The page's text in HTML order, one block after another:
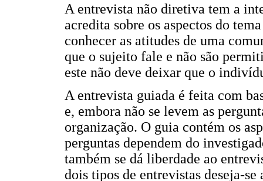
A entrevista não diretiva tem a
acredita sobre os aspectos do
conhecer as atitudes de uma
que o sujeito fale e não são
este não deve deixar que o
A entrevista guiada é feita com
e, embora não se levem as
organização. O guia contém os
perguntas dependem do
também se dá liberdade ao
dois tipos de entrevistas deseja-